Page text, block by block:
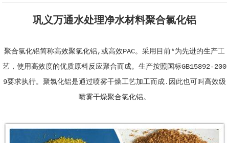
巩义万通水处理净水材料聚合氯化铝
聚合氯化铝简称高效聚氯化铝,或高效PAC。采用目前*为先进的生产工
艺，使用高效度的优质原料反应聚合而成。生产按照国标GB15892-200
9要求执行。聚氯化铝是通过喷雾干燥工艺加工而成.因此也可叫高效级
喷雾干燥聚合氯化铝。